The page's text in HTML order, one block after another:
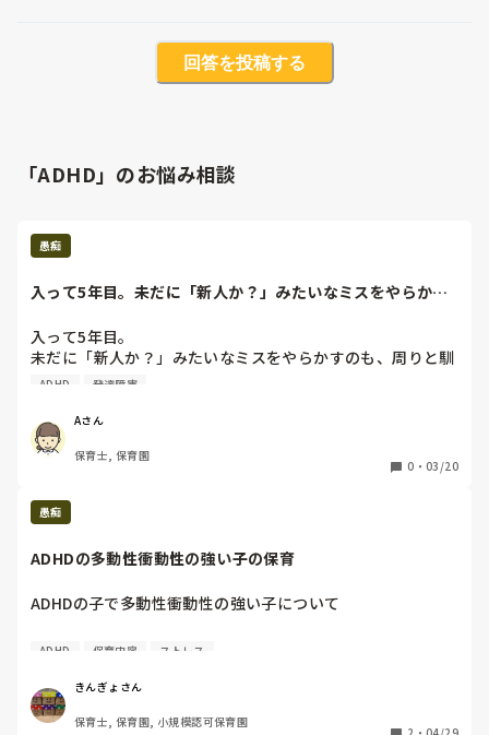
回答を投稿する
「ADHD」のお悩み相談
愚痴
入って5年目。未だに「新人か？」みたいなミスをやらかす
入って5年目。
未だに「新人か？」みたいなミスをやらかすのも、周りと馴
染めないのも自分がまだ慣れてないからだと言い訳してた
入って2年目の人に何もかも追い抜かれて、逆に注意されて
あぁ、年季のせいじゃないな。発達障害っていつまで経って
も健常者には追いつけないんだなって思って死にたくなっ
しかも来月からその人と一緒。これから毎日劣等感と申し訳
ADHD 発達障害
Aさん
保育士, 保育園
0 ・ 03/20
愚痴
ADHDの多動性衝動性の強い子の保育
ADHDの子で多動性衝動性の強い子について
体操の時間は参加できることもあるが
ホールでの行事や集まりは1分ももたず走り出す
それを何度も繰り返す
歩いている子に衝動的に手を出したり押し倒す
ADHD 保育内容 ストレス
きんぎょさん
保育士, 保育園, 小規模認可保育園